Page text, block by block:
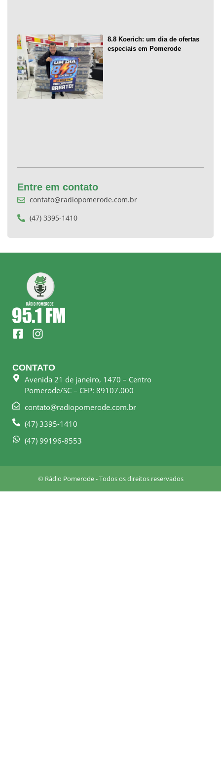
8.8 Koerich: um dia de ofertas
especiais em Pomerode
Entre em contato
contato@radiopomerode.com.br
(47) 3395-1410
F
a
e
b
o
k
s
q
a
I
n
t
a
g
r
a
m
CONTATO
Avenida 21 de janeiro, 1470 – Centro
Pomerode/SC – CEP: 89107.000
contato@radiopomerode.com.br
(47) 3395-1410
(47) 99196-8553
© Rádio Pomerode - Todos os direitos reservados